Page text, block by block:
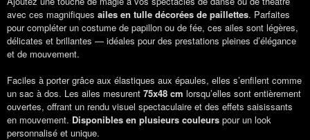
avec ces magnifiques ailes en tulle décorées de paillettes. Parfaites
pour compléter un costume de papillon ou de fée, ces ailes sont légères,
délicates et brillantes — idéales pour des prestations pleines d’élégance
et de mouvement.
Faciles à porter grâce aux élastiques aux épaules, elles s’enfilent comme
un sac à dos. Les ailes mesurent 75x48 cm lorsqu’elles sont entièrement
ouvertes, offrant un rendu visuel spectaculaire et des effets saisissants
en mouvement. Disponibles en plusieurs couleurs pour un look
personnalisé et unique.